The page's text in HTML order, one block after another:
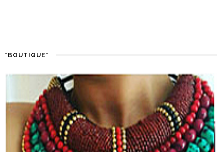
*BOUTIQUE*